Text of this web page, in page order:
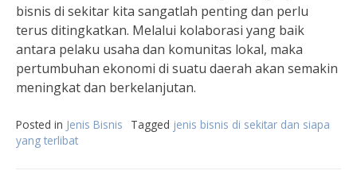
bisnis di sekitar kita sangatlah penting dan perlu
terus ditingkatkan. Melalui kolaborasi yang baik
antara pelaku usaha dan komunitas lokal, maka
pertumbuhan ekonomi di suatu daerah akan semakin
meningkat dan berkelanjutan.
Posted in Jenis Bisnis Tagged jenis bisnis di sekitar dan siapa
yang terlibat